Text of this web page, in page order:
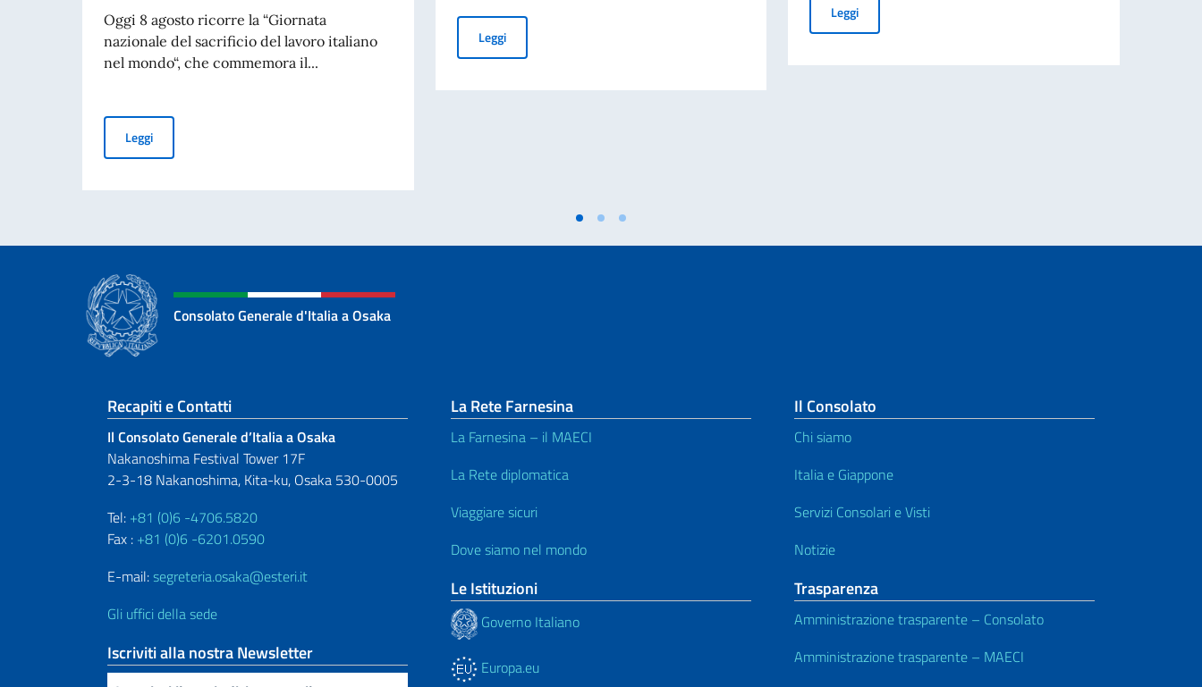
Oggi 8 agosto ricorre la “Giornata
nazionale del sacrificio del lavoro italiano
nel mondo“, che commemora il...
LeggiMESSAGGIO DEL VICE PRESIDENTE DEL CONSIGLIO DEI MINISTRI E MINISTRO DEGLI AFFARI ESTERI E COOPERAZIONE INTERNAZIONALE, ON. ANTONIO TAJANI, IN OCCASIONE DEL 70°
LeggiAll’aeroporto internazionale del Kansai la cerimonia di consegna dell’Ansaldo S.V.A. 9
LeggiL'Italia protagonista alla World Health Expo Osaka 2026
Consolato Generale d'Italia a Osaka
Sezione footer
Recapiti e Contatti
Il Consolato Generale d’Italia a Osaka
Nakanoshima Festival Tower 17F
2-3-18 Nakanoshima, Kita-ku, Osaka 530-0005
Tel: +81 (0)6 -4706.5820
Fax : +81 (0)6 -6201.0590
E-mail:segreteria.osaka@esteri.it
Gli uffici della sede
Iscriviti alla nostra Newsletter
La Rete Farnesina
La Farnesina – il MAECI
La Rete diplomatica
Viaggiare sicuri
Dove siamo nel mondo
Le Istituzioni
Governo Italiano
Europa.eu
Il Consolato
Chi siamo
Italia e Giappone
Servizi Consolari e Visti
Notizie
Trasparenza
Amministrazione trasparente – Consolato
Amministrazione trasparente – MAECI